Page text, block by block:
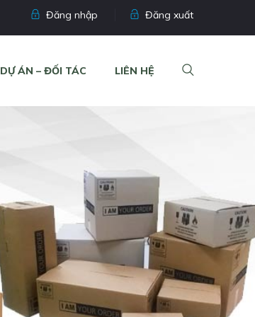
Đăng nhập Đăng xuất
DỰ ÁN – ĐỐI TÁC LIÊN HỆ